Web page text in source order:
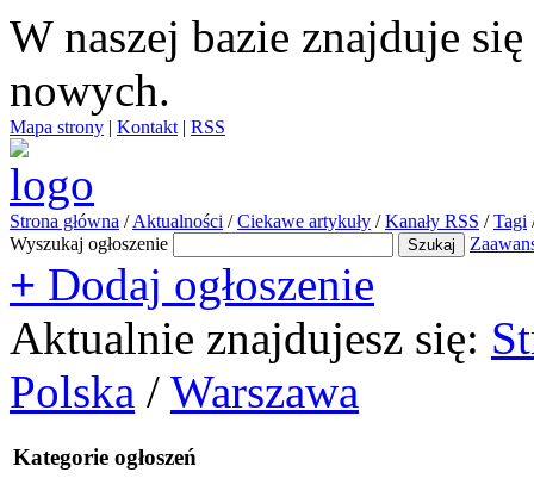
W naszej bazie znajduje się
nowych.
Mapa strony | Kontakt | RSS
Strona główna / Aktualności / Ciekawe artykuły / Kanały RSS / Tagi
Wyszukaj ogłoszenie
+ Dodaj ogłoszenie
Aktualnie znajdujesz się:
Polska / Warszawa
Kategorie ogłoszeń